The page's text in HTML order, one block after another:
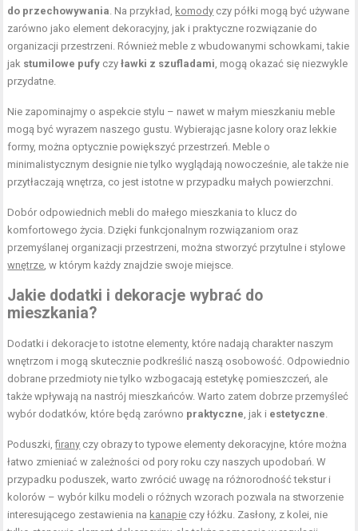
do przechowywania. Na przykład, komody czy półki mogą być używane
zarówno jako element dekoracyjny, jak i praktyczne rozwiązanie do
organizacji przestrzeni. Również meble z wbudowanymi schowkami, takie
jak stumilowe pufy czyławki z szufladami, mogą okazać się niezwykle
przydatne.
Nie zapominajmy o aspekcie stylu – nawet w małym mieszkaniu meble
mogą być wyrazem naszego gustu. Wybierając jasne kolory oraz lekkie
formy, można optycznie powiększyć przestrzeń. Meble o
minimalistycznym designie nie tylko wyglądają nowocześnie, ale także nie
przytłaczają wnętrza, co jest istotne w przypadku małych powierzchni.
Dobór odpowiednich mebli do małego mieszkania to klucz do
komfortowego życia. Dzięki funkcjonalnym rozwiązaniom oraz
przemyślanej organizacji przestrzeni, można stworzyć przytulne i stylowe
wnętrze, w którym każdy znajdzie swoje miejsce.
Jakie dodatki i dekoracje wybrać do
mieszkania?
Dodatki i dekoracje to istotne elementy, które nadają charakter naszym
wnętrzom i mogą skutecznie podkreślić naszą osobowość. Odpowiednio
dobrane przedmioty nie tylko wzbogacają estetykę pomieszczeń, ale
także wpływają na nastrój mieszkańców. Warto zatem dobrze przemyśleć
wybór dodatków, które będą zarówno praktyczne, jak i estetyczne.
Poduszki,firany czy obrazy to typowe elementy dekoracyjne, które można
łatwo zmieniać w zależności od pory roku czy naszych upodobań. W
przypadku poduszek, warto zwrócić uwagę na różnorodność tekstur i
kolorów – wybór kilku modeli o różnych wzorach pozwala na stworzenie
interesującego zestawienia na kanapie czy łóżku. Zasłony, z kolei, nie